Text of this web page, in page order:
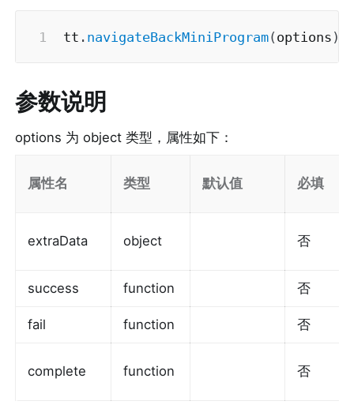
tt . navigateBackMiniProgram( options )
参数说明
options 为 object 类型，属性如下：
属性名 类型 默认值 必填
extraData object 否
success function 否
fail function 否
complete function 否